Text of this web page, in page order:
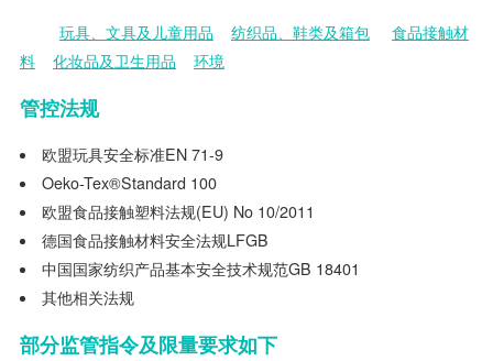
玩具、文具及儿童用品 纺织品、鞋类及箱包
食品接触材
料
化妆品及卫生用品 环境
管控法规
欧盟玩具安全标准EN 71-9
Oeko-Tex®Standard 100
欧盟食品接触塑料法规(EU) No 10/2011
德国食品接触材料安全法规LFGB
中国国家纺织产品基本安全技术规范GB 18401
其他相关法规
部分监管指令及限量要求如下